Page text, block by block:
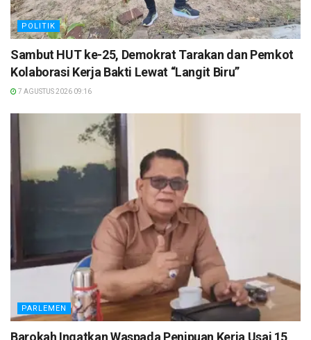
POLITIK
Sambut HUT ke-25, Demokrat Tarakan dan Pemkot
Kolaborasi Kerja Bakti Lewat “Langit Biru”
7 AGUSTUS 2026 09:16
PARLEMEN
Barokah Ingatkan Waspada Penipuan Kerja Usai 15